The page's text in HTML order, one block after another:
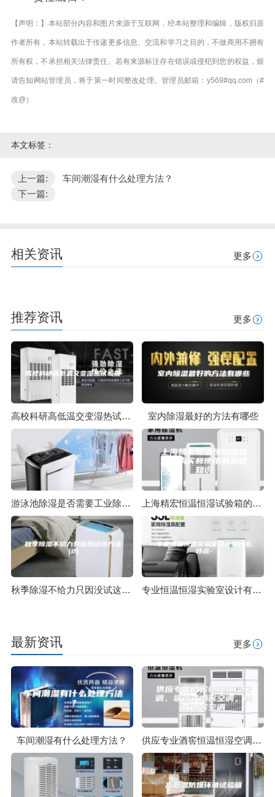
【声明：】本站部分内容和图片来源于互联网，经本站整理和编辑，版权归原
作者所有，本站转载出于传递更多信息、交流和学习之目的，不做商用不拥有
所有权，不承担相关法律责任。若有来源标注存在错误或侵犯到您的权益，烦
请告知网站管理员，将于第一时间整改处理。管理员邮箱：y569#qq.com（#
改@）
本文标签：
上一篇:
车间潮湿有什么处理方法？
下一篇:
相关资讯 更多
推荐资讯 更多
高校科研高低温交变湿热试验箱 室内除湿最好的方法有哪些
游泳池除湿是否需要工业除湿机 上海精宏恒温恒湿试验箱的购买和使用的基础知识
秋季除湿不给力只因没试这方法(2) 专业恒温恒湿实验室设计有什么特点-
最新资讯 更多
车间潮湿有什么处理方法？ 供应专业酒窖恒温恒湿空调，吸顶式酒窖空调，柜式酒窖空调